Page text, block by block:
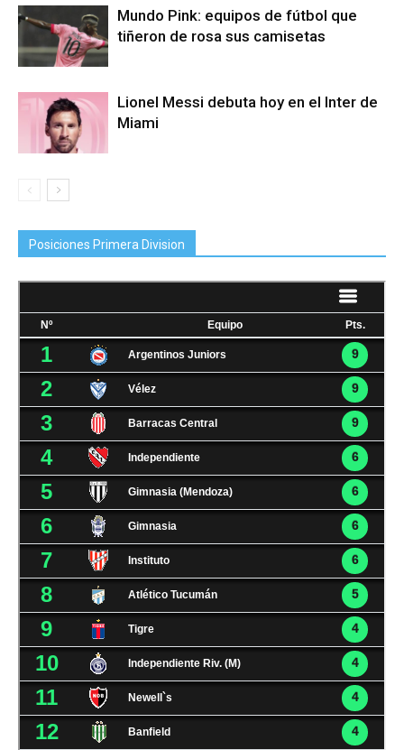
Mundo Pink: equipos de fútbol que
tiñeron de rosa sus camisetas
Lionel Messi debuta hoy en el Inter de
Miami
Posiciones Primera Division